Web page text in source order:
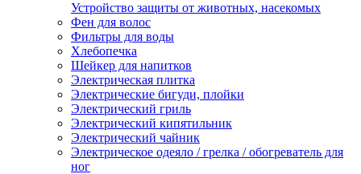
Устройство защиты от животных, насекомых
Фен для волос
Фильтры для воды
Хлебопечка
Шейкер для напитков
Электрическая плитка
Электрические бигуди, плойки
Электрический гриль
Электрический кипятильник
Электрический чайник
Электрическое одеяло / грелка / обогреватель для
ног